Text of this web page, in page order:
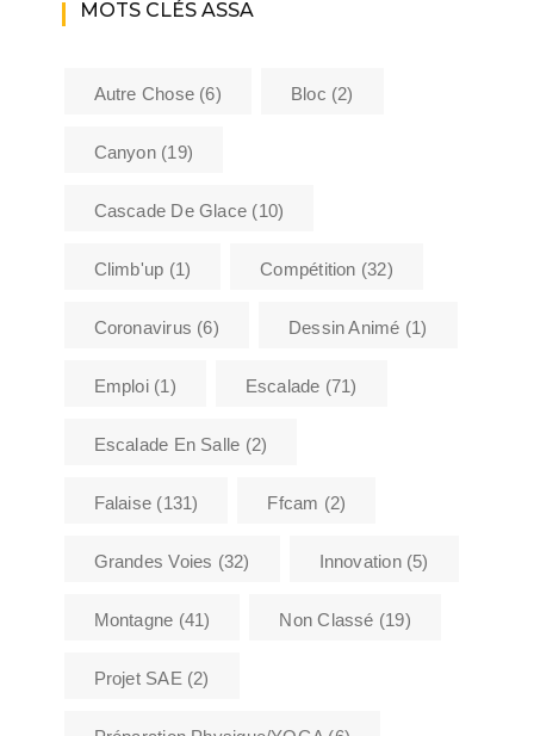
MOTS CLÉS ASSA
Autre Chose(6) Bloc (2)
Canyon(19)
Cascade De Glace (10)
Climb'up (1) Compétition (32)
Coronavirus (6) Dessin Animé (1)
Emploi(1) Escalade (71)
Escalade En Salle (2)
Falaise (131) Ffcam (2)
Grandes Voies (32) Innovation(5)
Montagne (41) Non Classé (19)
Projet SAE (2)